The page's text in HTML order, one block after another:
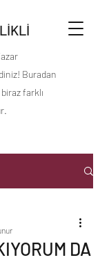
Buradan
farklı
DA